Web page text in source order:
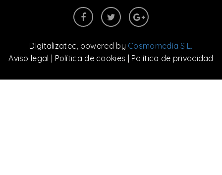
Digitalizatec , powered by Cosmomedia S.L.
Aviso legal | Política de cookies | Política de privacidad